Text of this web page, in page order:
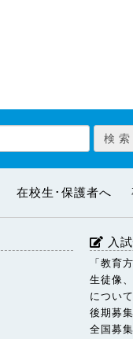
在校生･保護者へ
入
「教育
生徒像
について
後期募
全国募